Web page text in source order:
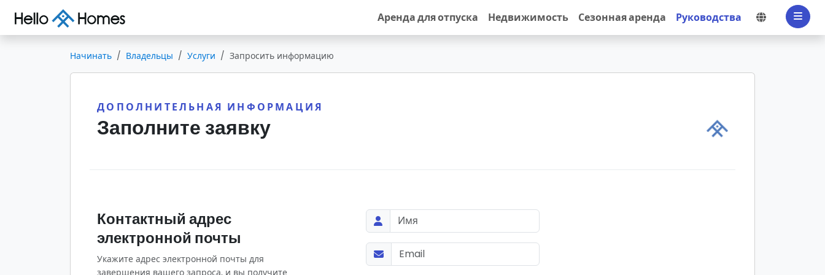
Аренда для отпуска Недвижимость Сезонная аренда Руководства Выбрать
Начинать Владельцы Услуги Запросить информацию
ДОПОЛНИТЕЛЬНАЯ ИНФОРМАЦИЯ
Заполните заявку
Контактный адрес
электронной почты
Укажите адрес электронной почты для